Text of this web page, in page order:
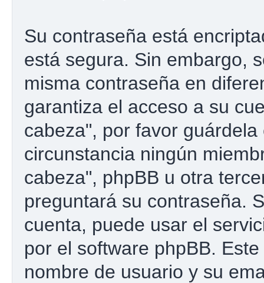
Su contraseña está
está segura. Sin embargo,
misma contraseña en
garantiza el acceso a su
cabeza", por favor
circunstancia ningún
cabeza", phpBB u otra
preguntará su contraseña.
cuenta, puede usar el
por el software phpBB.
nombre de usuario y su